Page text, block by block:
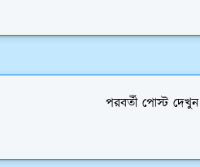
পরবর্তী পোস্ট দেখুন